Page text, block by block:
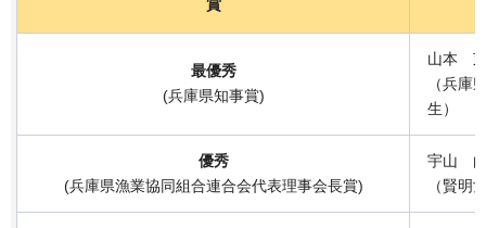
賞
最優秀
(兵庫県知事賞)
山本
（兵庫
生）
優秀
(兵庫県漁業協同組合連合会代表理事会長賞)
宇山
（賢明